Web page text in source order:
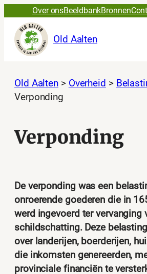
naar
inhoud
Over onsBeeldbankBronnen
Old Aalten
Old Aalten > Overheid >
Verponding
Verponding
De verponding was een
onroerende goederen die in
werd ingevoerd ter vervanging
schildschatting. Deze
over landerijen, boerderijen,
die inkomsten genereerden,
provinciale financiën te